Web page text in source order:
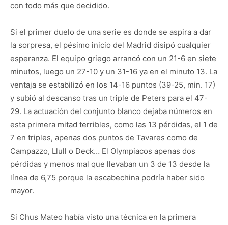
con todo más que decidido.
Si el primer duelo de una serie es donde se aspira a dar
la sorpresa, el pésimo inicio del Madrid disipó cualquier
esperanza. El equipo griego arrancó con un 21-6 en siete
minutos, luego un 27-10 y un 31-16 ya en el minuto 13. La
ventaja se estabilizó en los 14-16 puntos (39-25, min. 17)
y subió al descanso tras un triple de Peters para el 47-
29. La actuación del conjunto blanco dejaba números en
esta primera mitad terribles, como las 13 pérdidas, el 1 de
7 en triples, apenas dos puntos de Tavares como de
Campazzo, Llull o Deck… El Olympiacos apenas dos
pérdidas y menos mal que llevaban un 3 de 13 desde la
línea de 6,75 porque la escabechina podría haber sido
mayor.
Si Chus Mateo había visto una técnica en la primera